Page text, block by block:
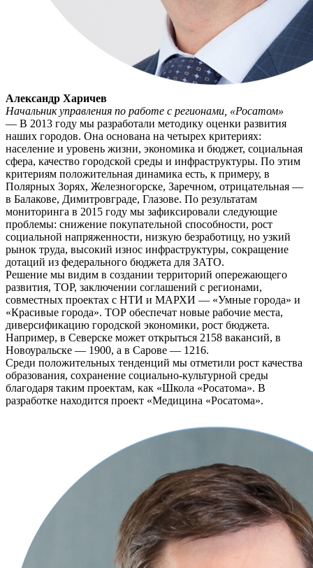
Александр Харичев
Начальник управления по работе с регионами, «Росатом»
— В 2013 году мы разработали методику оценки развития
наших городов. Она основана на четырех критериях:
население и уровень жизни, экономика и бюджет, социальная
сфера, качество городской среды и инфраструктуры. По этим
критериям положительная динамика есть, к примеру, в
Полярных Зорях, Железногорске, Заречном, отрицательная —
в Балакове, Димитровграде, Глазове. По результатам
мониторинга в 2015 году мы зафиксировали следующие
проблемы: снижение покупательной способности, рост
социальной напряженности, низкую безработицу, но узкий
рынок труда, высокий износ инфраструктуры, сокращение
дотаций из федерального бюджета для ЗАТО.
Решение мы видим в создании территорий опережающего
развития, ТОР, заключении соглашений с регионами,
совместных проектах с НТИ и МАРХИ — «Умные города» и
«Красивые города». ТОР обеспечат новые рабочие места,
диверсификацию городской экономики, рост бюджета.
Например, в Северске может открыться 2158 вакансий, в
Новоуральске — 1900, а в Сарове — 1216.
Среди положительных тенденций мы отметили рост качества
образования, сохранение социально-культурной среды
благодаря таким проектам, как «Школа «Росатома». В
разработке находится проект «Медицина «Росатома».